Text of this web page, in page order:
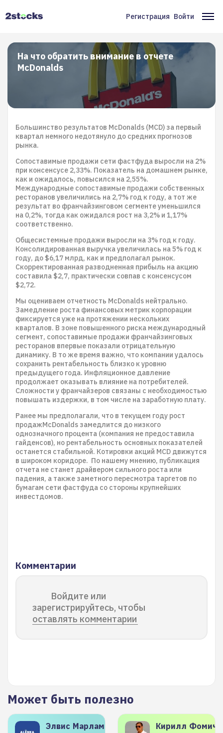
Меню
учётной
записи
пользователя
Регистрация Войти
На что обратить внимание в отчете
McDonalds
Большинство результатов McDonalds (MCD) за первый
квартал немного недотянуло до средних прогнозов
рынка.
Сопоставимые продажи сети фастфуда выросли на 2%
при консенсусе 2,33%. Показатель на домашнем рынке,
как и ожидалось, повысился на 2,55%.
Международные сопоставимые продажи собственных
ресторанов увеличились на 2,7% год к году, а тот же
результат во франчайзинговом сегменте уменьшился
на 0,2%, тогда как ожидался рост на 3,2% и 1,17%
соответственно.
Общесистемные продажи выросли на 3% год к году.
Консолидированная выручка увеличилась на 5% год к
году, до $6,17 млрд, как и предполагал рынок.
Скорректированная разводненная прибыль на акцию
составила $2,7, практически совпав с консенсусом
$2,72.
Мы оцениваем отчетность McDonalds нейтрально.
Замедление роста финансовых метрик корпорации
фиксируется уже на протяжении нескольких
кварталов. В зоне повышенного риска международный
сегмент, сопоставимые продажи франчайзинговых
ресторанов впервые показали отрицательную
динамику. В то же время важно, что компании удалось
сохранить рентабельность близко к уровню
предыдущего года. Инфляционное давление
продолжает оказывать влияние на потребителей.
Сложности у франчайзеров связаны с необходимостью
повышать издержки, в том числе на заработную плату.
Ранее мы предполагали, что в текущем году рост
продажMcDonalds замедлится до низкого
однозначного процента (компания не предоставила
гайденсов), но рентабельность основных показателей
останется стабильной. Котировки акций MCD движутся
в широком коридоре. По нашему мнению, публикация
отчета не станет драйвером сильного роста или
падения, а также заметного пересмотра таргетов по
бумагам сети фастфуда со стороны крупнейших
инвестдомов.
Комментарии
Войдите или
зарегистрируйтесь, чтобы
оставлять комментарии
Может быть полезно
Элвис Марламов Кирилл